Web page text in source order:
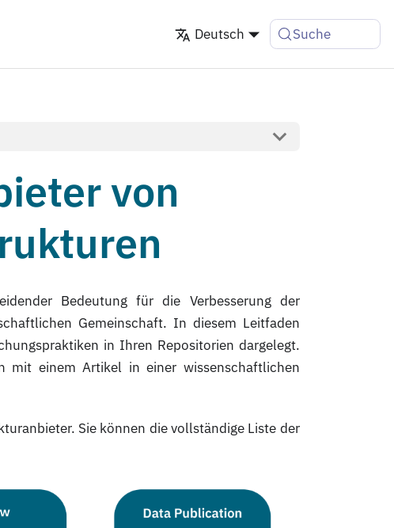
Deutsch Suche
von
Bedeutung für die Verbesserung der
Gemeinschaft. In diesem Leitfaden
in Ihren Repositorien dargelegt.
mit einem Artikel in einer wissenschaftlichen
Sie können die vollständige Liste der